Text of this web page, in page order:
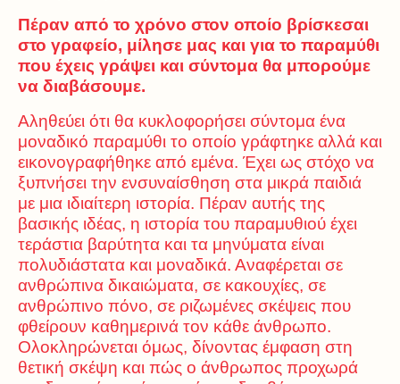
Πέραν από το χρόνο στον οποίο βρίσκεσαι
στο γραφείο, μίλησε μας και για το παραμύθι
που έχεις γράψει και σύντομα θα μπορούμε
να διαβάσουμε.
Αληθεύει ότι θα κυκλοφορήσει σύντομα ένα
μοναδικό παραμύθι το οποίο γράφτηκε αλλά και
εικονογραφήθηκε από εμένα. Έχει ως στόχο να
ξυπνήσει την ενσυναίσθηση στα μικρά παιδιά
με μια ιδιαίτερη ιστορία. Πέραν αυτής της
βασικής ιδέας, η ιστορία του παραμυθιού έχει
τεράστια βαρύτητα και τα μηνύματα είναι
πολυδιάστατα και μοναδικά. Αναφέρεται σε
ανθρώπινα δικαιώματα, σε κακουχίες, σε
ανθρώπινο πόνο, σε ριζωμένες σκέψεις που
φθείρουν καθημερινά τον κάθε άνθρωπο.
Ολοκληρώνεται όμως, δίνοντας έμφαση στη
θετική σκέψη και πώς ο άνθρωπος προχωρά